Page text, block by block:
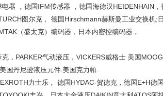
电器 ，德国IFM传感器 ，德国海德汉HEIDENHAIN
图尔克， 德国Hirschmann赫斯曼工业交换机;
（盛太克）编码器，日本内密控编码器，
， PARKER气动液压， VICKERS威格士 美国MOOG
美国丹尼逊液压元件 美国克力帕
力士乐， 德国HYDAC-贺德克，德国E+H德